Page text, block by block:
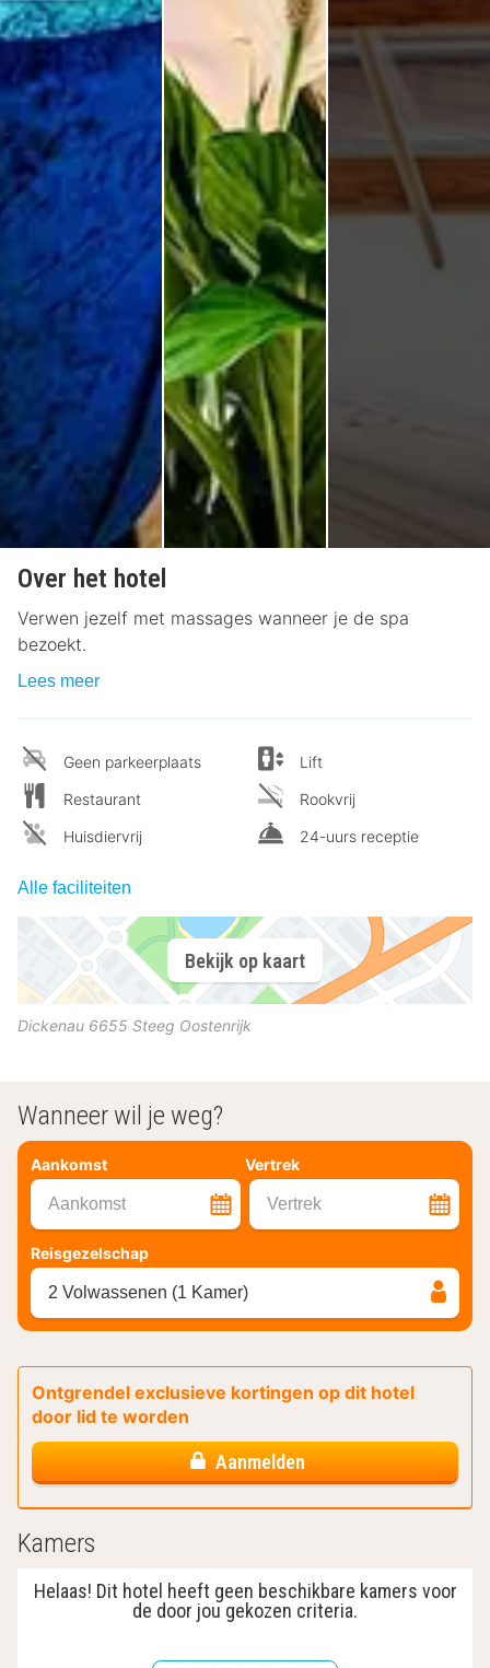
Over het hotel
Verwen jezelf met massages wanneer je de spa
bezoekt.
Lees meer
Geen parkeerplaats
Restaurant
Huisdiervrij
Lift
Rookvrij
24-uurs receptie
Alle faciliteiten
Bekijk op kaart
Dickenau 6655 Steeg Oostenrijk
Wanneer wil je weg?
Aankomst Vertrek
Aankomst Vertrek
Reisgezelschap
2 Volwassenen (1 Kamer)
Ontgrendel exclusieve kortingen op dit hotel
door lid te worden
Aanmelden
Kamers
Helaas! Dit hotel heeft geen beschikbare kamers voor
de door jou gekozen criteria.